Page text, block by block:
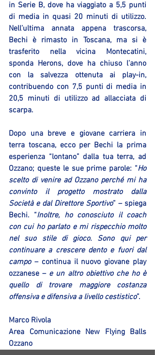
in Serie B, dove ha viaggiato a 5,5 punti
di media in quasi 20 minuti di utilizzo.
Nell’ultima annata appena trascorsa,
Bechi è rimasto in Toscana, ma si è
trasferito nella vicina Montecatini,
sponda Herons, dove ha chiuso l’anno
con la salvezza ottenuta ai play-in,
contribuendo con 7,5 punti di media in
20,5 minuti di utilizzo ad allacciata di
scarpa.
Dopo una breve e giovane carriera in
terra toscana, ecco per Bechi la prima
esperienza “lontano” dalla tua terra, ad
Ozzano; queste le sue prime parole: “Ho
scelto di venire ad Ozzano perché mi ha
convinto il progetto mostrato dalla
Società e dal Direttore Sportivo” – spiega
Bechi. “Inoltre, ho conosciuto il coach
con cui ho parlato e mi rispecchio molto
nel suo stile di gioco. Sono qui per
continuare a crescere dento e fuori dal
campo – continua il nuovo giovane play
ozzanese – e un altro obiettivo che ho è
quello di trovare maggiore costanza
offensiva e difensiva a livello cestistico”.
Marco Rivola
Area Comunicazione New Flying Balls
Ozzano